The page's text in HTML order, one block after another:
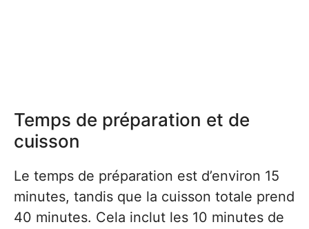
Temps de préparation et de
cuisson
Le temps de préparation est d’environ 15
minutes, tandis que la cuisson totale prend
40 minutes. Cela inclut les 10 minutes de